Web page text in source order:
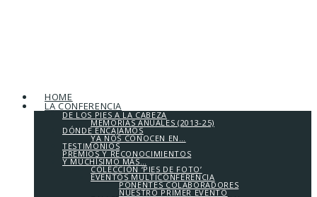
HOME
LA CONFERENCIA
DE LOS PIES A LA CABEZA
MEMORIAS ANUALES (2013-25)
DÓNDE ENCAJAMOS
YA NOS CONOCEN EN…
TESTIMONIOS
PREMIOS Y RECONOCIMIENTOS
Y MUCHÍSIMO MÁS…
COLECCIÓN ‘PIES DE FOTO’
EVENTOS MULTICONFERENCIA
PONENTES COLABORADORES
NUESTRO PRIMER EVENTO